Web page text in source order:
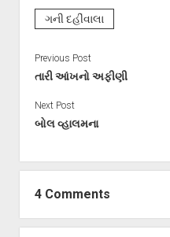
ગની દહીંવાલા
Previous Post
તારી આંખનો અફીણી
Next Post
બોલ વ્હાલમના
4 Comments